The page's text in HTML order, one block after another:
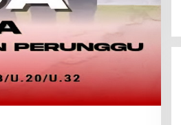
OTT Daerah Menguat,
SB: KPK Jangan Tebang
Sulsel Menunggu
Daerah, Hukum, Internasional,
Nasional, Pemerintahan, Peristiwa,
Polri, Sosial